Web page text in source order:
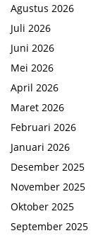
Agustus 2026
Juli 2026
Juni 2026
Mei 2026
April 2026
Maret 2026
Februari 2026
Januari 2026
Desember 2025
November 2025
Oktober 2025
September 2025